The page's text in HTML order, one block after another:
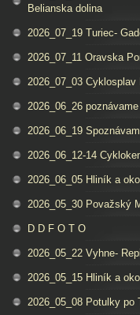
Belianska dolina
2026_07_19 Turiec-
2026_07_11 Oravska
2026_07_03 Cyklosplav
2026_06_26
2026_06_19
2026_06_12-14
2026_06_05 Hliník a
2026_05_30 Považský
D D F O T O
2026_05_22 Vyhne-
2026_05_15 Hliník a
2026_05_08 Potulky po